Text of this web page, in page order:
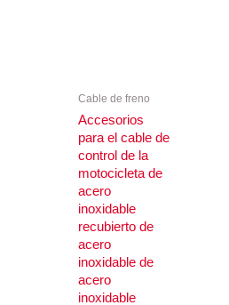
Cable de freno
Accesorios
para el cable de
control de la
motocicleta de
acero
inoxidable
recubierto de
acero
inoxidable de
acero
inoxidable